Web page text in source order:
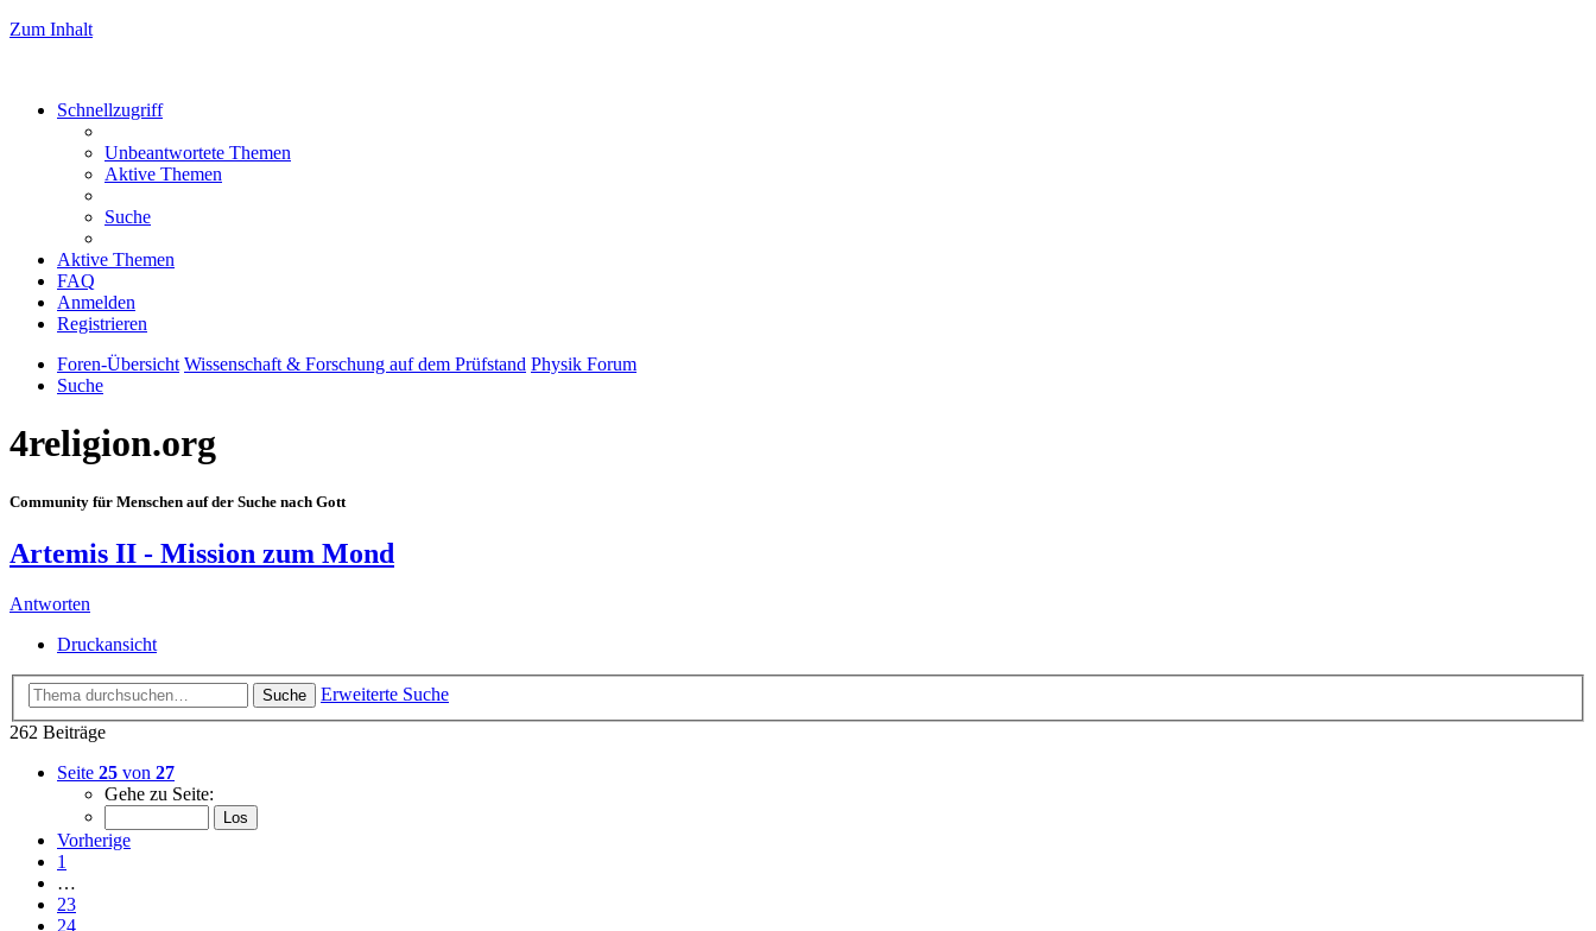
Zum Inhalt
Schnellzugriff
Unbeantwortete Themen
Aktive Themen
Suche
Aktive Themen
FAQ
Anmelden
Registrieren
Foren-Übersicht Wissenschaft & Forschung auf dem Prüfstand Physik Forum
Suche
4religion.org
Community für Menschen auf der Suche nach Gott
Artemis II - Mission zum Mond
Antworten
Druckansicht
Suche
Erweiterte Suche
262 Beiträge
Seite 25 von 27
Gehe zu Seite:
Vorherige
1
…
23
24